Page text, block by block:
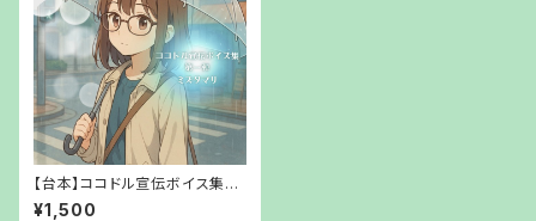
【台本】ココドル宣伝ボイス集第
一弾【PDFでお渡し】
¥1,500